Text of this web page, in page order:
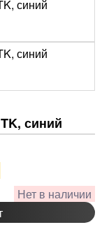
синий
Нет в наличии